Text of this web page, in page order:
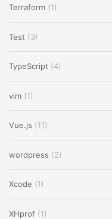
Terraform (1)
Test (3)
TypeScript (4)
vim (1)
Vue.js (11)
wordpress (2)
Xcode (1)
XHprof (1)